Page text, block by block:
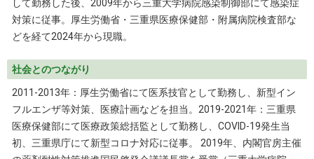
して勤務した後、2009年から三重大学病院感染制御部にて感染症
対策に従事。厚生労働省・三重県医療保健部・附属病院検査部な
どを経て2024年から現職。
社会とのつながり
2011-2013年：厚生労働省にて医系技官として勤務し、新型イン
フルエンザ等対策、医療計画などを担当。2019-2021年：三重県
医療保健部にて医療政策総括監として勤務し、COVID-19発生当
初、三重県庁にて新型コロナ対応に従事。 2019年、内閣官房主催